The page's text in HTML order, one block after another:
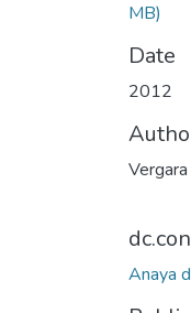
MB)
Date
2012
Anaya